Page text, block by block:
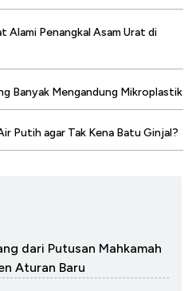
Alami Penangkal Asam Urat di
Banyak Mengandung Mikroplastik
Putih agar Tak Kena Batu Ginjal?
dari Putusan Mahkamah
Aturan Baru